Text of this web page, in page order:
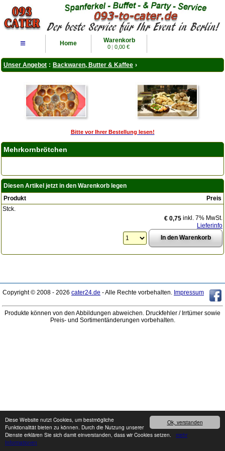
Ok, verstanden
Diese Website nutzt Cookies, um bestmögliche
Funktionalität bieten zu können. Durch die Nutzung unserer
Dienste erklären Sie sich damit einverstanden, dass wir Cookies setzen. mehr
Informationen
≡ Home Warenkorb
0 | 0,00 €
Unser Angebot : Backwaren, Butter & Kaffee ›
Bitte vor Ihrer Bestellung lesen!
Mehrkornbrötchen
Diesen Artikel jetzt in den Warenkorb legen
Produkt
Preis
Stck.
€ 0,75 inkl. 7% MwSt.
Lieferinfo
Copyright © 2008 - 2026 cater24.de - Alle Rechte vorbehalten. Impressum
Produkte können von den Abbildungen abweichen. Druckfehler / Irrtümer sowie
Preis- und Sortimentänderungen vorbehalten.